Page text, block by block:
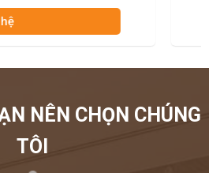
NÊN CHỌN CHÚNG
TÔI